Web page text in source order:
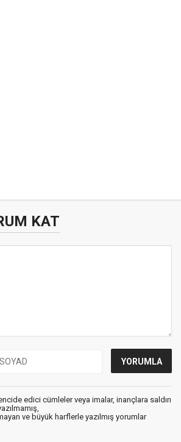
KAT
edici cümleler veya imalar, inançlara saldırı
ve büyük harflerle yazılmış yorumlar